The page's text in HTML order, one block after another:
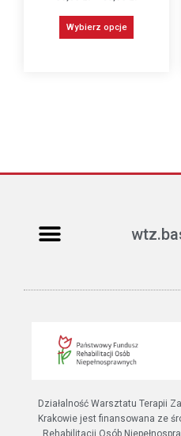
Wybierz opcje
Działalność Warsztatu Terapii
Krakowie jest finansowana ze
Rehabilitacji Osób